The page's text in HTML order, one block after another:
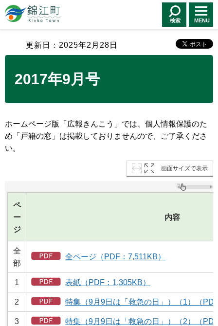
錦江町 Kinko
Town
検索 MENU
更新日：2025年2月28日
2017年9月号
ホームページ版「広報きんこう」では、個人情報保護のた
め「戸籍の窓」は掲載しておりませんので、ご了承くださ
い。
画面サイズで表示
ペ
ー
ジ
内容
全
部
全ページ（PDF：7,511KB）
1 表紙（PDF：1,305KB）
2 特集（9月9日は「救急の日」）（1）（
3 特集（9月9日は「救急の日」）（2）（